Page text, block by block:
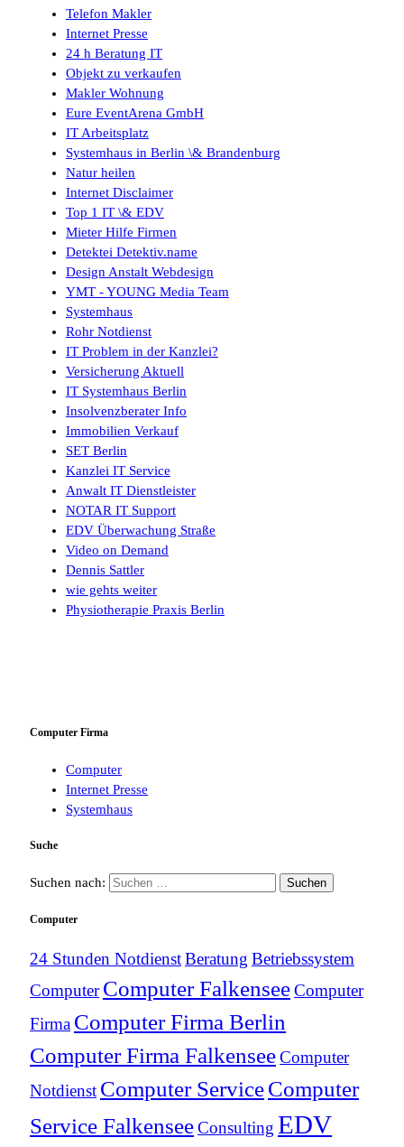
Telefon Makler
Internet Presse
24 h Beratung IT
Objekt zu verkaufen
Makler Wohnung
Eure EventArena GmbH
IT Arbeitsplatz
Systemhaus in Berlin \& Brandenburg
Natur heilen
Internet Disclaimer
Top 1 IT \& EDV
Mieter Hilfe Firmen
Detektei Detektiv.name
Design Anstalt Webdesign
YMT - YOUNG Media Team
Systemhaus
Rohr Notdienst
IT Problem in der Kanzlei?
Versicherung Aktuell
IT Systemhaus Berlin
Insolvenzberater Info
Immobilien Verkauf
SET Berlin
Kanzlei IT Service
Anwalt IT Dienstleister
NOTAR IT Support
EDV Überwachung Straße
Video on Demand
Dennis Sattler
wie gehts weiter
Physiotherapie Praxis Berlin
Computer Firma
Computer
Internet Presse
Systemhaus
Suche
Suchen nach:
Computer
24 Stunden NotdienstBeratung Betriebssystem
Computer Computer FalkenseeComputer
Firma Computer Firma Berlin
Computer Firma FalkenseeComputer
Notdienst Computer ServiceComputer
Service FalkenseeConsulting EDV